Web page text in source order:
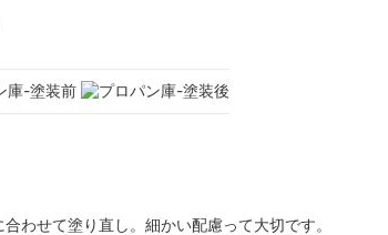
わせて塗り直し。細かい配慮って大切です。